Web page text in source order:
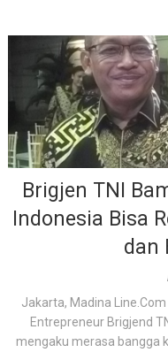
Brigjen TNI
Indonesia Bisa
dan
Jakarta, Madina
Entrepreneur Brigjend
mengaku merasa bangga